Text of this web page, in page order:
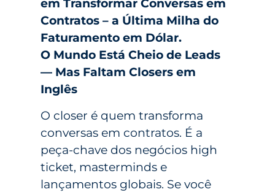
em Transformar Conversas em
Contratos – a Última Milha do
Faturamento em Dólar.
O Mundo Está Cheio de Leads
— Mas Faltam Closers em
Inglês
O closer é quem transforma
conversas em contratos. É a
peça-chave dos negócios high
ticket, masterminds e
lançamentos globais. Se você